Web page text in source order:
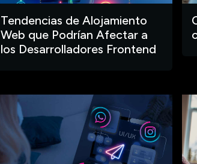
Tendencias de Alojamiento
Web que Podrían Afectar a
los Desarrolladores Frontend